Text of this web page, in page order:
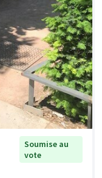
Soumise au
vote